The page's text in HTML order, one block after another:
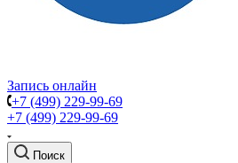
Запись онлайн
+7 (499) 229-99-69
+7 (499) 229-99-69
Поиск